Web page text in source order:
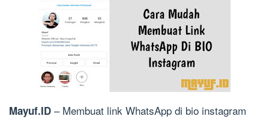
Mayuf.ID – Membuat link WhatsApp di bio instagram